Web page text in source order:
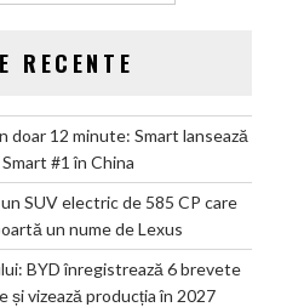
RECENTE
doar 12 minute: Smart lansează
#1 în China
SUV electric de 585 CP care
un nume de Lexus
BYD înregistrează 6 brevete
vizează producția în 2027